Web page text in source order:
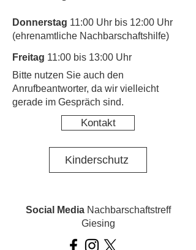
Donnerstag 11:00 Uhr bis 12:00 Uhr
(ehrenamtliche Nachbarschaftshilfe)
Freitag 11:00 bis 13:00 Uhr
​Bitte nutzen Sie auch den
Anrufbeantworter, da wir vielleicht
gerade im Gespräch sind.
Kontakt
Kinderschutz
Social MediaNachbarschaftstreff
Giesing